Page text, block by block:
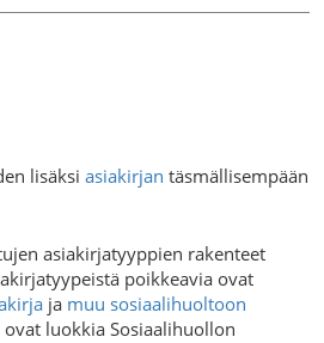
lisäksi asiakirjan täsmällisempään
asiakirjatyyppien rakenteet
poikkeavia ovat
ja muu sosiaalihuoltoon
luokkia Sosiaalihuollon